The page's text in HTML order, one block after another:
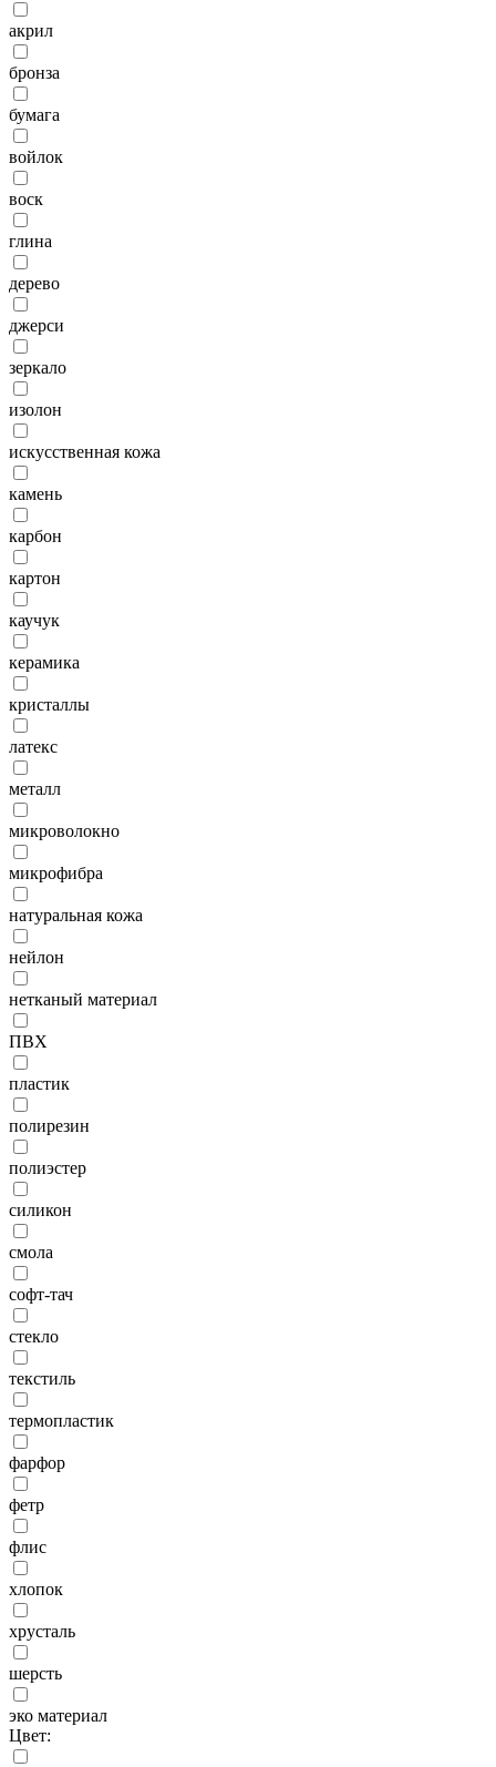
акрил
бронза
бумага
войлок
воск
глина
дерево
джерси
зеркало
изолон
искусственная кожа
камень
карбон
картон
каучук
керамика
кристаллы
латекс
металл
микроволокно
микрофибра
натуральная кожа
нейлон
нетканый материал
ПВХ
пластик
полирезин
полиэстер
силикон
смола
софт-тач
стекло
текстиль
термопластик
фарфор
фетр
флис
хлопок
хрусталь
шерсть
эко материал
Цвет: